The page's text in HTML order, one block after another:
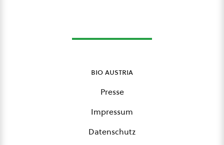
bio austria
Presse
Impressum
Datenschutz